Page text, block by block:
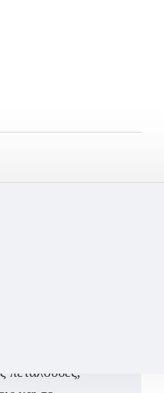
για τη μοναδική του
πεταλούδες,